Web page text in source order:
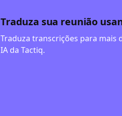
Traduza sua reunião
Traduza transcrições para mais
IA da Tactiq.